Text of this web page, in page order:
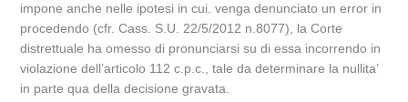
impone anche nelle ipotesi in cui. venga denunciato un error in
procedendo (cfr. Cass. S.U. 22/5/2012 n.8077), la Corte
distrettuale ha omesso di pronunciarsi su di essa incorrendo in
violazione dell’articolo 112 c.p.c., tale da determinare la nullita’
in parte qua della decisione gravata.